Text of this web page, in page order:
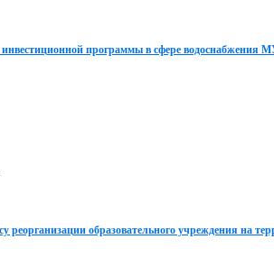
инвестиционной программы в сфере
образовательного учреждения на